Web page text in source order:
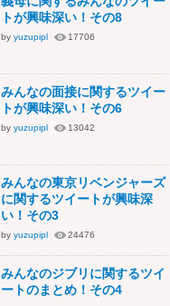
トが興味深い！その8
by yuzupipl 17706
みんなの面接に関するツイー
トが興味深い！その6
by yuzupipl 13042
みんなの東京リベンジャーズ
に関するツイートが興味深
い！その3
by yuzupipl 24476
みんなのジブリに関するツイ
ートのまとめ！その4